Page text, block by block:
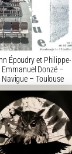
Époudry et Philippe-
Emmanuel Donzé –
Navigue – Toulouse